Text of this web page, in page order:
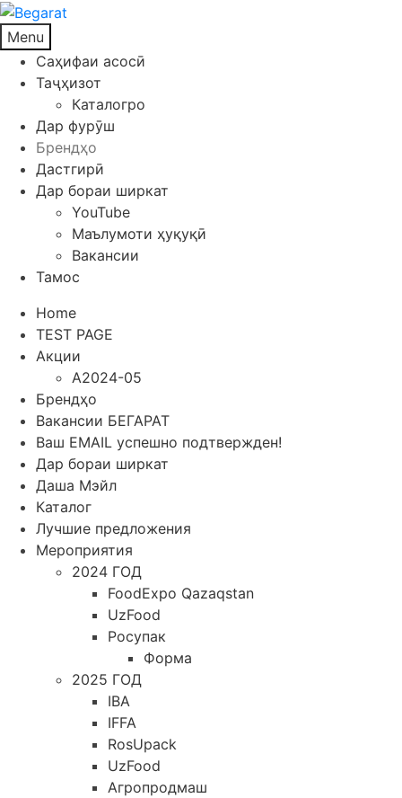
Menu
Саҳифаи асосӣ
Таҷҳизот
Каталогро
Дар фурӯш
Брендҳо
Дастгирӣ
Дар бораи ширкат
YouTube
Маълумоти ҳуқуқӣ
Вакансии
Тамос
Home
TEST PAGE
Акции
A2024-05
Брендҳо
Вакансии БЕГАРАТ
Ваш EMAIL успешно подтвержден!
Дар бораи ширкат
Даша Мэйл
Каталог
Лучшие предложения
Мероприятия
2024 ГОД
FoodExpo Qazaqstan
UzFood
Росупак
Форма
2025 ГОД
IBA
IFFA
RosUpack
UzFood
Агропродмаш